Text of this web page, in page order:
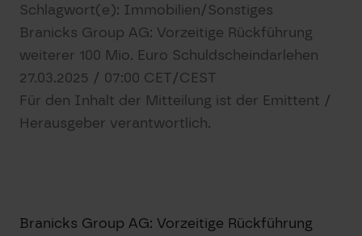
Schlagwort(e): Immobilien/Sonstiges
Branicks Group AG: Vorzeitige Rückführung
weiterer 100 Mio. Euro Schuldscheindarlehen
27.03.2025 / 07:00 CET/CEST
Für den Inhalt der Mitteilung ist der Emittent /
Herausgeber verantwortlich.
Branicks Group AG: Vorzeitige Rückführung